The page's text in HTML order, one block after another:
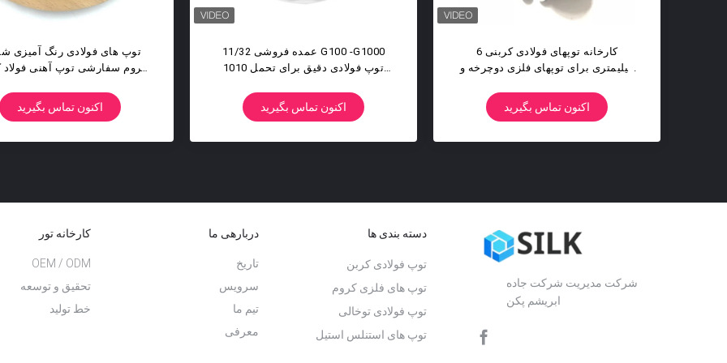
عمده فروشی 0.5 میلی متر تا 50.8
میلی متر توپی بلبرینگ سخت فولاد
اکنون تماس بگیرید
AISI 1010 Mirror Polished 8mm
Steel Steel Ball For Slingshot
اکنون تماس بگیرید
توپ آسیاب فولادی 26.9875mm 1-1 /
16 اینچ G100 G200
اکنون تماس بگیرید
شرکت مدیریت شرکت جاده
ابریشم پکن
دسته بندی ها
توپ های استنلس استیل
توپ فولادی کربن
توپ های فلزی کروم
توپ فولادی توخالی
دربارهی ما
معرفی
تاریخ
سرویس
تیم ما
کارخانه تور
خط تولید
OEM / ODM
تحقیق و توسعه